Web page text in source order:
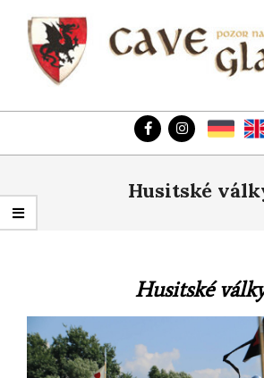
content
CAVE
GLADIUM
CZ
Husitské
Husitské